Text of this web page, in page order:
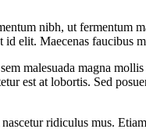
nibh, ut fermentum
elit. Maecenas faucibus
malesuada magna
est at lobortis. Sed
ridiculus mus.